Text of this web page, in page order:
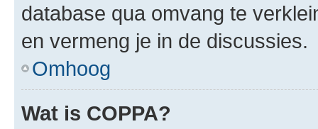
database qua omvang te
en vermeng je in de discussies.
Omhoog
Wat is COPPA?